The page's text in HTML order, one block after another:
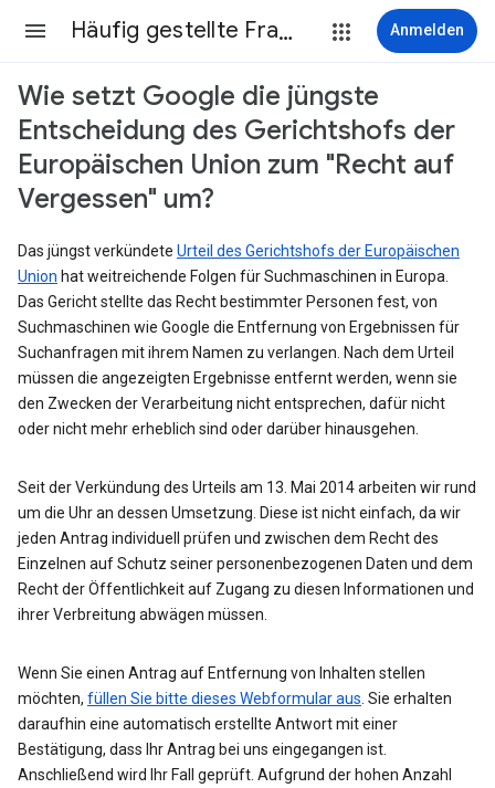
Häufig gestellte Fragen Anmelden
Wie setzt Google die jüngste
Entscheidung des Gerichtshofs der
Europäischen Union zum "Recht auf
Vergessen" um?
Das jüngst verkündete Urteil des Gerichtshofs der Europäischen
Union hat weitreichende Folgen für Suchmaschinen in Europa.
Das Gericht stellte das Recht bestimmter Personen fest, von
Suchmaschinen wie Google die Entfernung von Ergebnissen für
Suchanfragen mit ihrem Namen zu verlangen. Nach dem Urteil
müssen die angezeigten Ergebnisse entfernt werden, wenn sie
den Zwecken der Verarbeitung nicht entsprechen, dafür nicht
oder nicht mehr erheblich sind oder darüber hinausgehen.
Seit der Verkündung des Urteils am 13. Mai 2014 arbeiten wir rund
um die Uhr an dessen Umsetzung. Diese ist nicht einfach, da wir
jeden Antrag individuell prüfen und zwischen dem Recht des
Einzelnen auf Schutz seiner personenbezogenen Daten und dem
Recht der Öffentlichkeit auf Zugang zu diesen Informationen und
ihrer Verbreitung abwägen müssen.
Wenn Sie einen Antrag auf Entfernung von Inhalten stellen
möchten, füllen Sie bitte dieses Webformular aus . Sie erhalten
daraufhin eine automatisch erstellte Antwort mit einer
Bestätigung, dass Ihr Antrag bei uns eingegangen ist.
Anschließend wird Ihr Fall geprüft. Aufgrund der hohen Anzahl